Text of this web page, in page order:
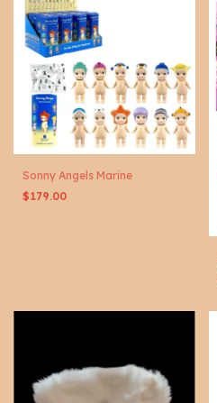
Sonny Angels Marine
$179.00